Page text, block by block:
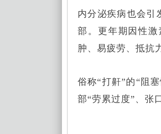
内分泌疾病也会引
部。更年期因性
肿、易疲劳、抵抗
俗称“打鼾”的“阻
部“劳累过度”、张